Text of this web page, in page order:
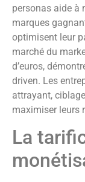
personas aide à
marques
optimisent leur
marché du
d’euros,
driven. Les
attrayant,
maximiser leurs
La